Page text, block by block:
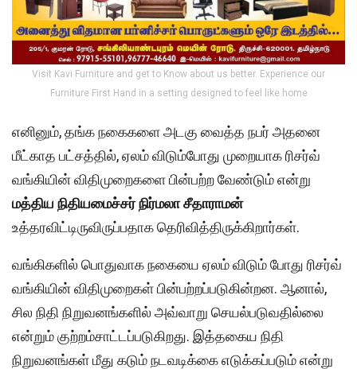
Visit Kavi Furniture and get to Know about us better. Experience our
Furniture First Hand in a setting designed to feel like home
எனினும், தங்க நகைகளை அடகு வைத்த நபர் அதனை
மீட்காத பட்சத்தில், ஏலம் விடும்போது முறையாக ரிசர்வ்
வங்கியின் விதிமுறைகளை பின்பற்ற வேண்டும் என்று
மத்திய நிதியமைச்சர்நிர்மலாசீதாராமன்
உத்தரவிட்டிருவிருப்பதாக தெரிவித்திருக்கிறார்கள்.
வங்கிகளில் பொதுவாக நகையை ஏலம் விடும் போது ரிசர்வ்
வங்கியின் விதிமுறைகள் பின்பற்றப்படுகின்றன. ஆனால்,
சில நிதி நிறுவனங்களில் அவ்வாறு செயல்படுவதில்லை
என்றும் குற்றம்சாட்டப்படுகிறது. இத்தகைய நிதி
நிறுவனங்கள் மீது கடும் நடவடிக்கை எடுக்கப்படும் என்று